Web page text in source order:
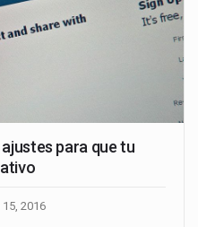
para que tu
2016